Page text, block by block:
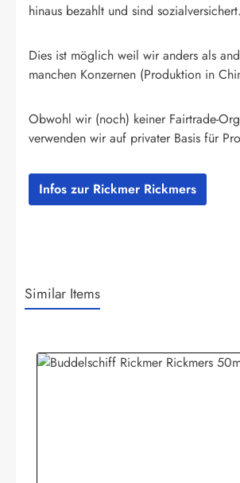
hinaus bezahlt und sind sozialversichert.
Dies ist möglich weil wir anders als
manchen Konzernen (Produktion in
Obwohl wir (noch) keiner Fairtrade-
verwenden wir auf privater Basis für
Infos zur Rickmer Rickmers
Similar Items